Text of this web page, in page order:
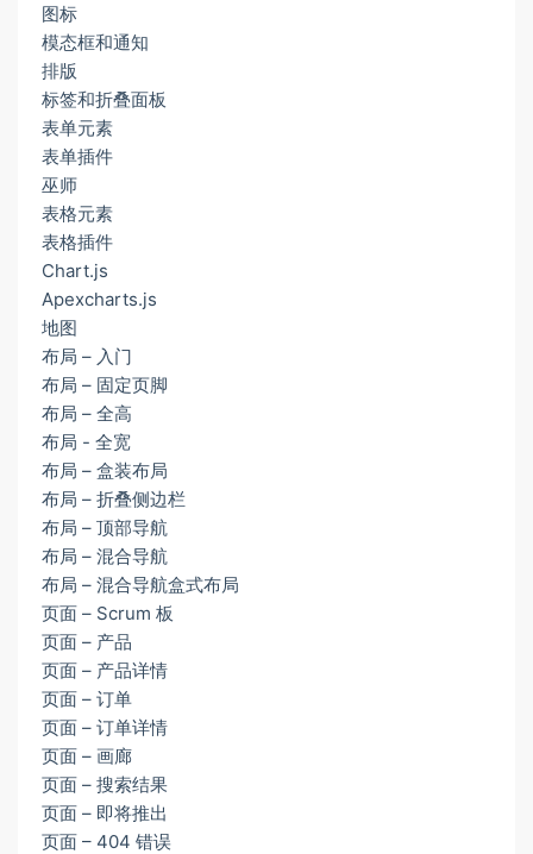
图标
模态框和通知
排版
标签和折叠面板
表单元素
表单插件
巫师
表格元素
表格插件
Chart.js
Apexcharts.js
地图
布局 – 入门
布局 – 固定页脚
布局 – 全高
布局 - 全宽
布局 – 盒装布局
布局 – 折叠侧边栏
布局 – 顶部导航
布局 – 混合导航
布局 – 混合导航盒式布局
页面 – Scrum 板
页面 – 产品
页面 – 产品详情
页面 – 订单
页面 – 订单详情
页面 – 画廊
页面 – 搜索结果
页面 – 即将推出
页面 – 404 错误